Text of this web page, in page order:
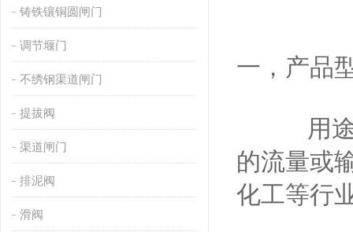
铸铁镶铜圆闸门
调节堰门
不绣钢渠道闸门
提拔阀
渠道闸门
排泥阀
滑阀
一，产品
用途：
的流量或
化工等行